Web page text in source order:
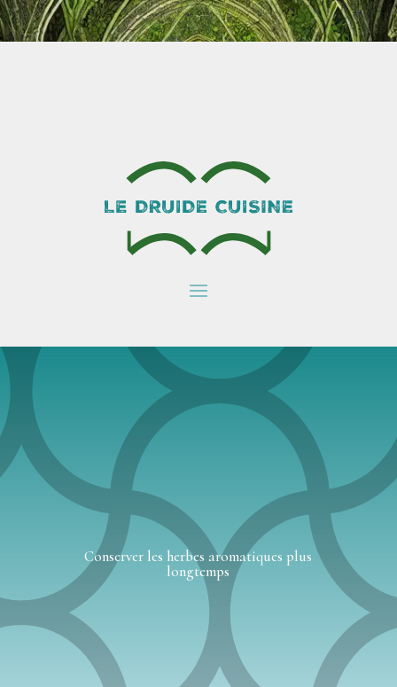
Conserver les herbes aromatiques plus
longtemps